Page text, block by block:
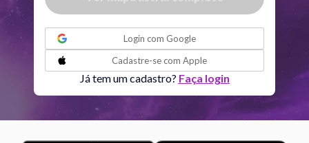
Lilith Sag 25
Nodo norte
Aspectos ativos Orbe
Login com Google
Cadastre-se com Apple
Já tem um cadastro? Faça login